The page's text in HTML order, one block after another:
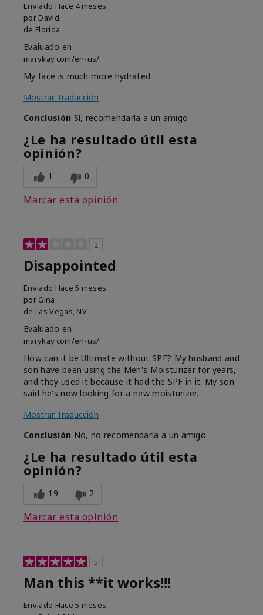
Enviado Hace 4 meses
por David
de Florida
Evaluado en
marykay.com/en-us/
My face is much more hydrated
Mostrar Traducción
Conclusión Sí, recomendaría a un amigo
¿Le ha resultado útil esta
opinión?
1 0
Marcar esta opinión
2
Disappointed
Enviado Hace 5 meses
por Gina
de Las Vegas, NV
Evaluado en
marykay.com/en-us/
How can it be Ultimate without SPF? My husband and
son have been using the Men's Moisturizer for years,
and they used it because it had the SPF in it. My son
said he's now looking for a new moisturizer.
Mostrar Traducción
Conclusión No, no recomendaría a un amigo
¿Le ha resultado útil esta
opinión?
19 2
Marcar esta opinión
5
Man this **it works!!!
Enviado Hace 5 meses